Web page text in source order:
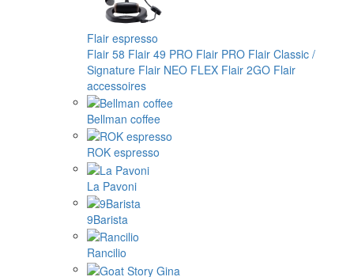
Flair espresso
Flair 58 Flair 49 PRO Flair PRO Flair Classic /
Signature Flair NEO FLEX Flair 2GO Flair
accessoires
Bellman coffee
ROK espresso
La Pavoni
9Barista
Rancilio